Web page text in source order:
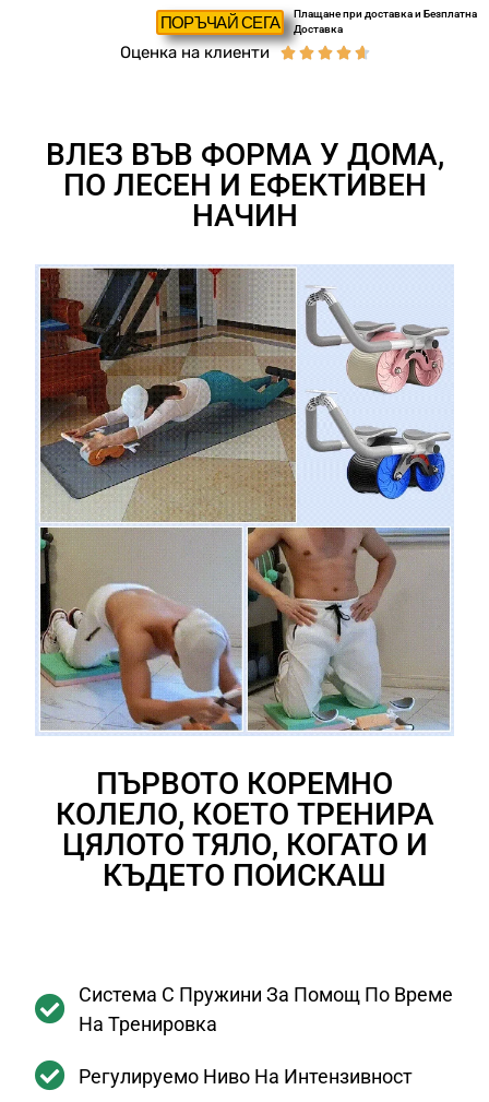
ПОРЪЧАЙ СЕГА
Плащане при доставка и Безплатна
Доставка
Оценка на клиенти     
ВЛЕЗ ВЪВ ФОРМА У ДОМА,
ПО ЛЕСЕН И ЕФЕКТИВЕН
НАЧИН
ПЪРВОТО КОРЕМНО
КОЛЕЛО, КОЕТО ТРЕНИРА
ЦЯЛОТО ТЯЛО, КОГАТО И
КЪДЕТО ПОИСКАШ
Система С Пружини За Помощ По Време
На Тренировка
Регулируемо Ниво На Интензивност